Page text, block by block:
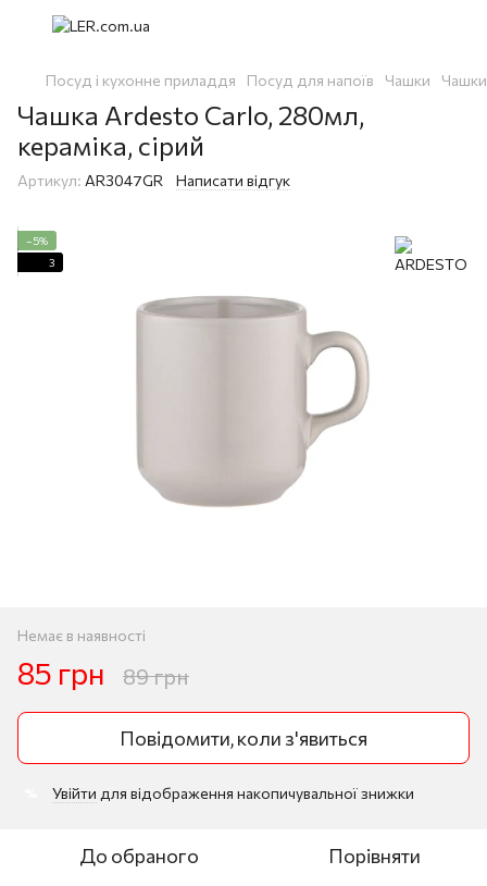
Посуд і кухонне приладдя Посуд для напоїв Чашки
Чашка Ardesto Carlo, 280мл,
кераміка, сірий
Артикул: AR3047GR Написати відгук
−5%
3
Немає в наявності
85 грн 89 грн
Повідомити, коли з'явиться
Увійти для відображення накопичувальної знижки
До обраного Порівняти